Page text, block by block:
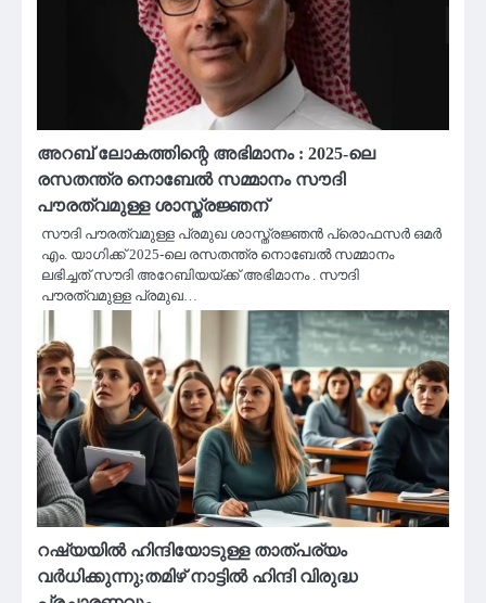
അറബ് ലോകത്തിന്റെ അഭിമാനം : 2025-ലെ
രസതന്ത്ര നൊബേല്‍ സമ്മാനം സൗദി
പൗരത്വമുള്ള ശാസ്ത്രജ്ഞന്
സൗദി പൗരത്വമുള്ള പ്രമുഖ ശാസ്ത്രജ്ഞന്‍ പ്രൊഫസര്‍ ഒമര്‍
എം. യാഗിക്ക് 2025-ലെ രസതന്ത്ര നൊബേല്‍ സമ്മാനം
ലഭിച്ചത് സൗദി അറേബിയയ്ക്ക് അഭിമാനം . സൗദി
പൗരത്വമുള്ള പ്രമുഖ…
റഷ്യയിൽ ഹിന്ദിയോടുള്ള താത്പര്യം
വര്‍ധിക്കുന്നു;തമിഴ് നാട്ടിൽ ഹിന്ദി വിരുദ്ധ